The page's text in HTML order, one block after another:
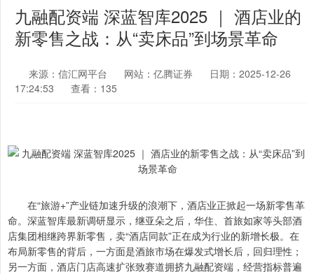
九融配资端 深蓝智库2025 ｜ 酒店业的
新零售之战：从“卖床品”到场景革命
来源：信汇网平台 网站：亿腾证券
日期：2025-12-26
17:24:53
查看：135
在“旅游+”产业链加速升级的浪潮下，酒店业正掀起一场新零售革
命。深蓝智库最新调研显示，继亚朵之后，华住、首旅如家等头部酒
店集团相继跨界新零售，卖“酒店同款”正在成为行业的新增长极。在
布局新零售的背后，一方面是酒旅市场在爆发式增长后，回归理性；
另一方面，酒店门店高速扩张致赛道拥挤九融配资端，经营指标普遍